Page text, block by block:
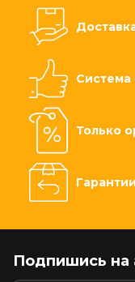
Система
Только
Подпишись на